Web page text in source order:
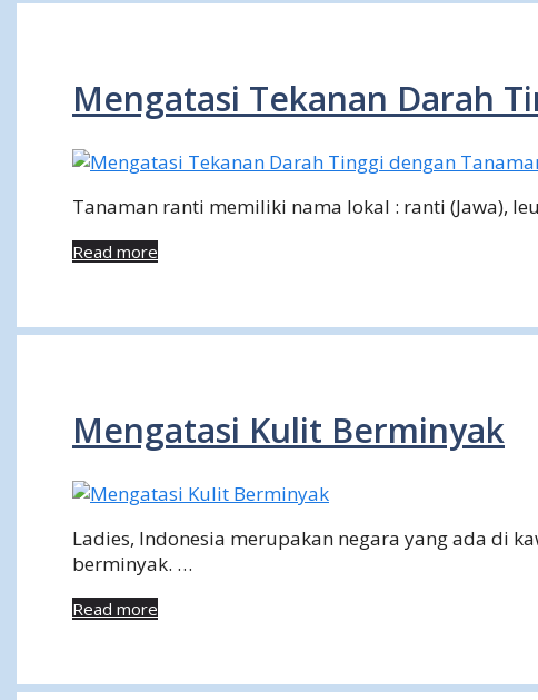
Mengatasi Tekanan Darah
Tanaman ranti memiliki nama lokal : ranti (Jawa),
Read more
Mengatasi Kulit Berminyak
Ladies, Indonesia merupakan negara yang ada di
berminyak. …
Read more